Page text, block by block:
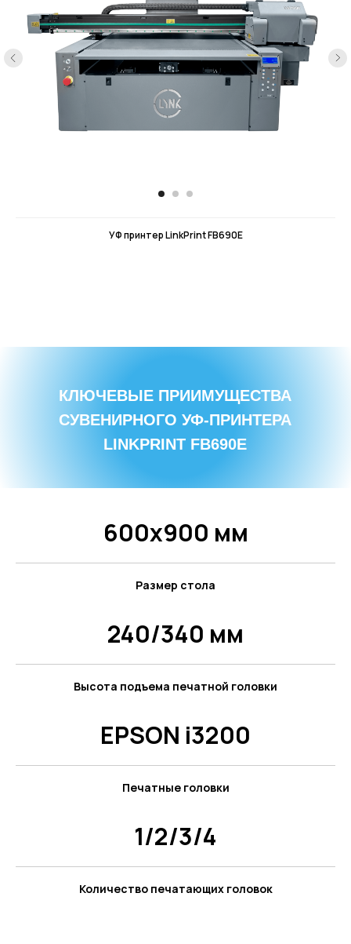
УФ принтер LinkPrint FB690E
КЛЮЧЕВЫЕ ПРИИМУЩЕСТВА
СУВЕНИРНОГО УФ-ПРИНТЕРА
LINKPRINT FB690E
600х900 мм
Размер стола
240/340 мм
Высота подъема печатной головки
EPSON i3200
Печатные головки
1/2/3/4
Количество печатающих головок